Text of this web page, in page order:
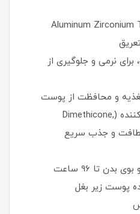
Aluminum Zirconium
نرمی و جلوگیری از
تغذیه و محافظت از پوست
ترکیبات سیلیکونی نرم‌ کننده (Dimethicone,
تا 96 ساعت
پوست زیر بغل